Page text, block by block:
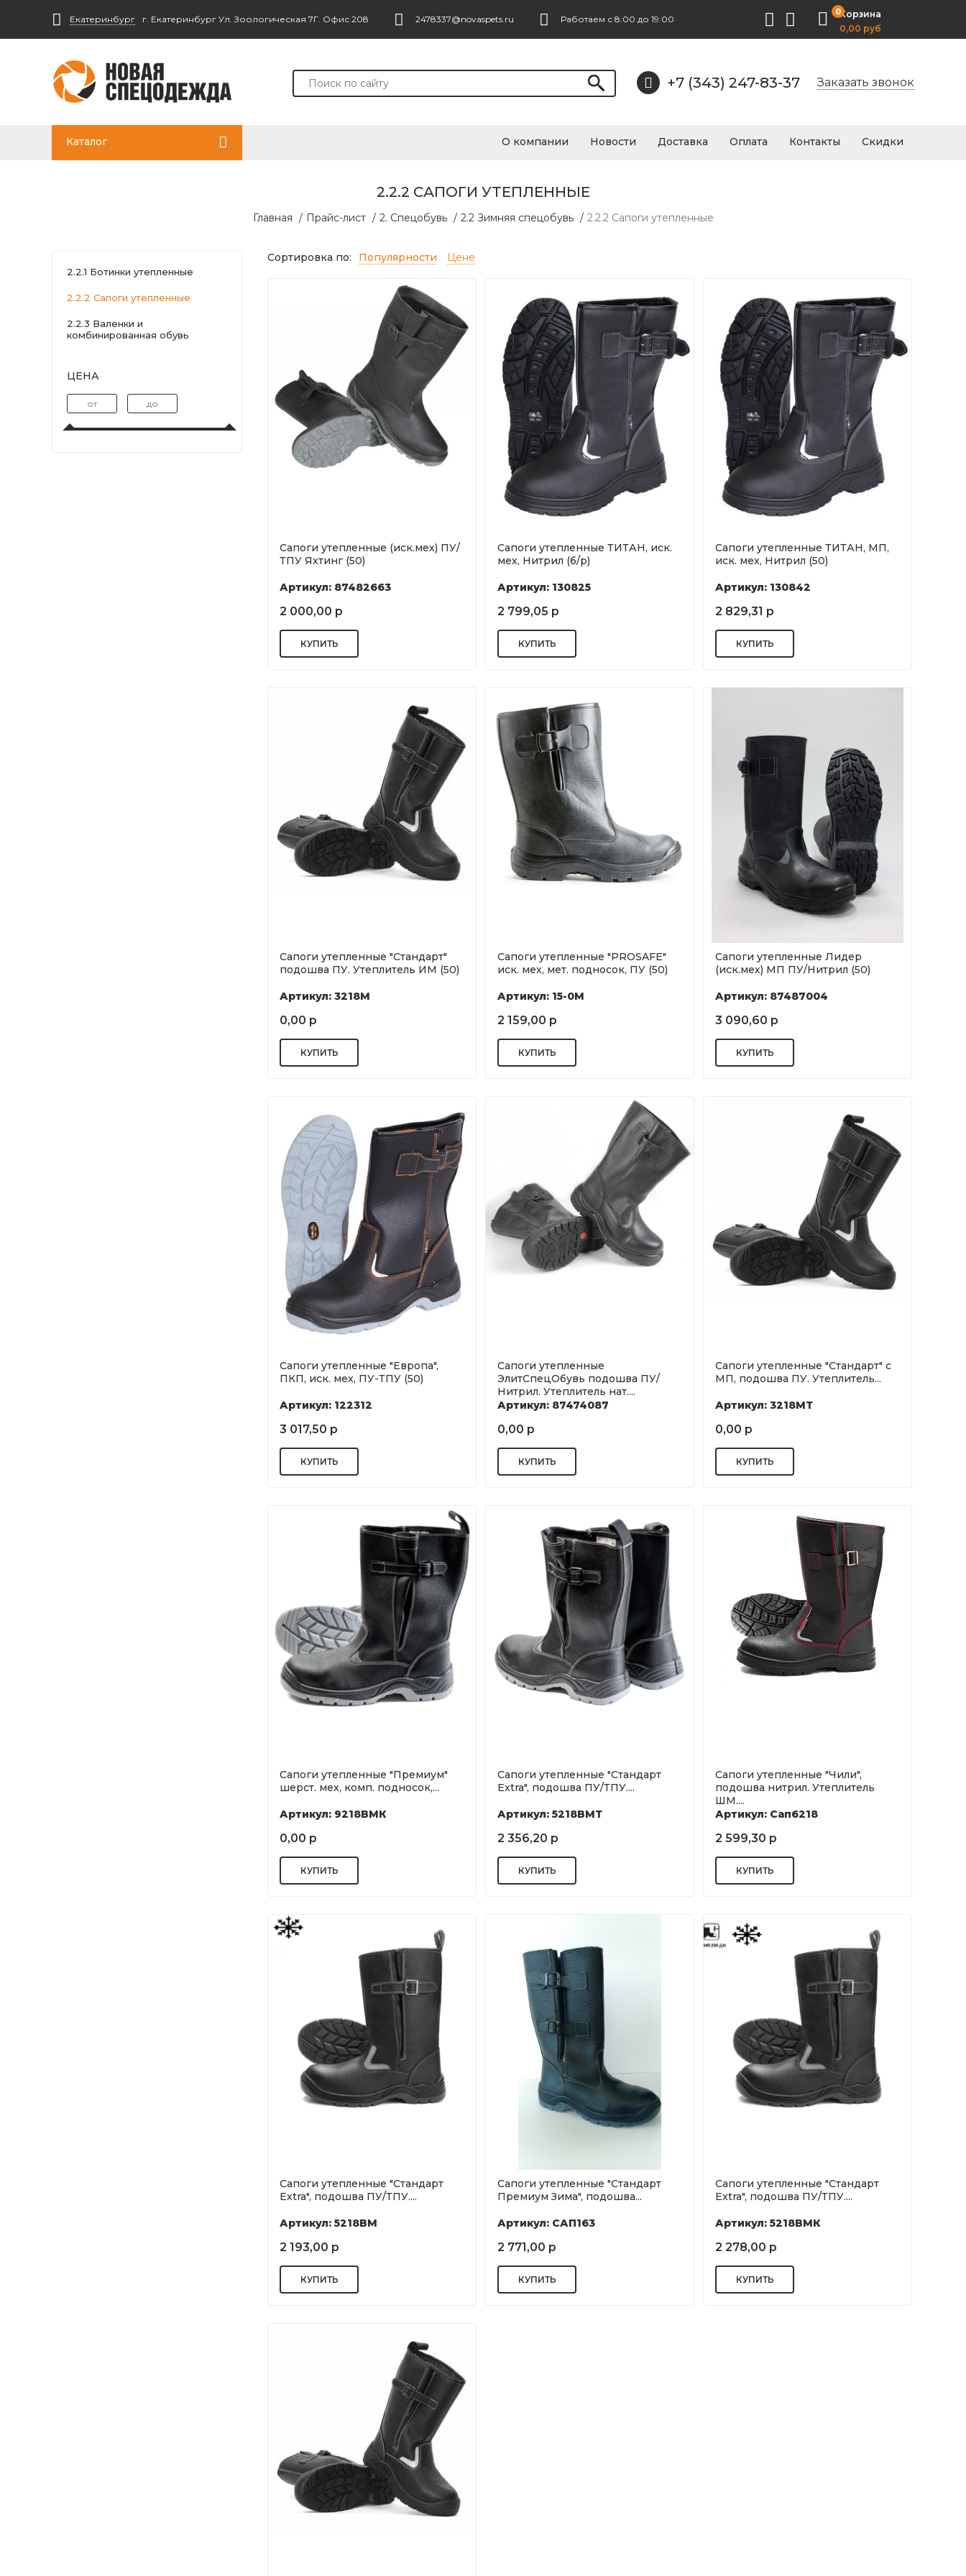
Екатеринбург г. Екатеринбург Ул. Зоологическая 7Г. Офис 208 2478337@novaspets.ru Работаем с 8:00 до 19:00
0Корзина
0,00 руб
+7 (343) 247-83-37 Заказать звонок
Каталог О компании Новости Доставка Оплата Контакты Скидки
2.2.2 САПОГИ УТЕПЛЕННЫЕ
Главная / Прайс-лист / 2. Спецобувь / 2.2 Зимняя спецобувь / 2.2.2 Сапоги утепленные
2.2.1 Ботинки утепленные
2.2.2 Сапоги утепленные
2.2.3 Валенки и
комбинированная обувь
ЦЕНА
Сортировка по: Популярности Цене
Сапоги утепленные (иск.мех) ПУ/
ТПУ Яхтинг (50)
Артикул: 87482663
2 000,00 р
Сапоги утепленные ТИТАН, иск.
мех, Нитрил (б/р)
Артикул: 130825
2 799,05 р
Сапоги утепленные ТИТАН, МП,
иск. мех, Нитрил (50)
Артикул: 130842
2 829,31 р
Сапоги утепленные "Стандарт"
подошва ПУ. Утеплитель ИМ (50)
Артикул: 3218М
0,00 р
Сапоги утепленные "PROSAFE"
иск. мех, мет. подносок, ПУ (50)
Артикул: 15-0М
2 159,00 р
Сапоги утепленные Лидер
(иск.мех) МП ПУ/Нитрил (50)
Артикул: 87487004
3 090,60 р
Сапоги утепленные "Европа",
ПКП, иск. мех, ПУ-ТПУ (50)
Артикул: 122312
3 017,50 р
Сапоги утепленные
ЭлитСпецОбувь подошва ПУ/
Нитрил. Утеплитель нат....
Артикул: 87474087
0,00 р
Сапоги утепленные "Стандарт" с
МП, подошва ПУ. Утеплитель...
Артикул: 3218МТ
0,00 р
Сапоги утепленные "Премиум"
шерст. мех, комп. подносок,...
Артикул: 9218ВМК
0,00 р
Сапоги утепленные "Стандарт
Extra", подошва ПУ/ТПУ....
Артикул: 5218ВМТ
2 356,20 р
Сапоги утепленные "Чили",
подошва нитрил. Утеплитель
ШМ....
Артикул: Сап6218
2 599,30 р
Сапоги утепленные "Стандарт
Extra", подошва ПУ/ТПУ....
Артикул: 5218ВМ
2 193,00 р
Сапоги утепленные "Стандарт
Премиум Зима", подошва...
Артикул: САП163
2 771,00 р
Сапоги утепленные "Стандарт
Extra", подошва ПУ/ТПУ....
Артикул: 5218ВМК
2 278,00 р